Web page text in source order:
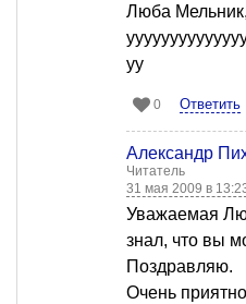
Люба Мельник,
уу
0 Ответить
Александр
Читатель
31 мая 2009 в
Уважаемая
знал, что вы
Поздравляю.
Очень